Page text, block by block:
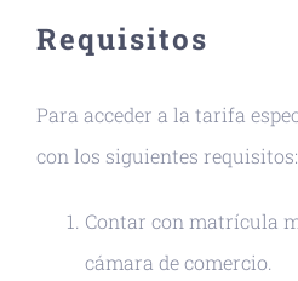
Requisitos
Para acceder a la tarifa
con los siguientes requisitos:
Contar con matrícula
cámara de comercio.